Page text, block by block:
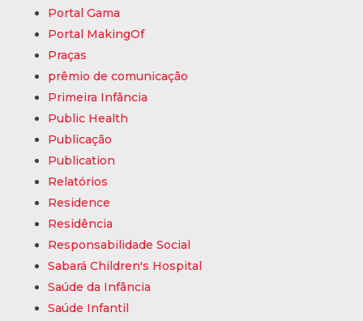
Portal Gama
Portal MakingOf
Praças
prêmio de comunicação
Primeira Infância
Public Health
Publicação
Publication
Relatórios
Residence
Residência
Responsabilidade Social
Sabará Children's Hospital
Saúde da Infância
Saúde Infantil